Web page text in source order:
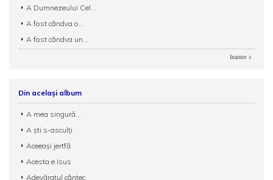
A Dumnezeului Cel...
A fost cândva o...
A fost cândva un...
Inainte
Din același album
A mea singură...
A ști s-asculți
Aceeași jertfă
Acesta e Isus
Adevăratul cântec